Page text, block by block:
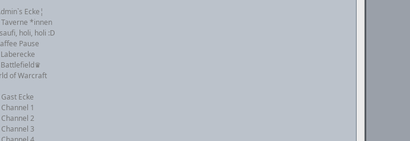
Ecke¦
Taverne *innen
holi, holi :D
Pause
Laberecke
of Warcraft
Gast Ecke
Channel 1
Channel 2
Channel 3